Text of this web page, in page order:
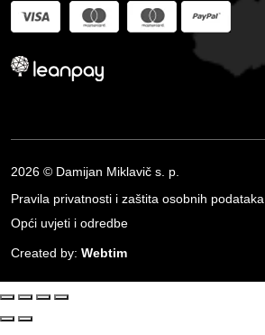
2026 © Damijan Miklavič s. p.
Pravila privatnosti i zaštita osobnih podataka
Opći uvjeti i odredbe
Created by: Webtim